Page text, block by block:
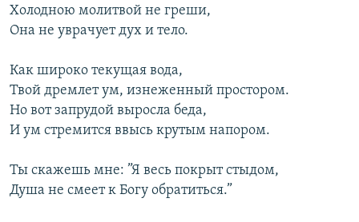
Холодною молитвой не греши,
Она не уврачует дух и тело.
Как широко текущая вода,
Твой дремлет ум, изнеженный простором.
Но вот запрудой выросла беда,
И ум стремится ввысь крутым напором.
Ты скажешь мне: ”Я весь покрыт стыдом,
Душа не смеет к Богу обратиться.”